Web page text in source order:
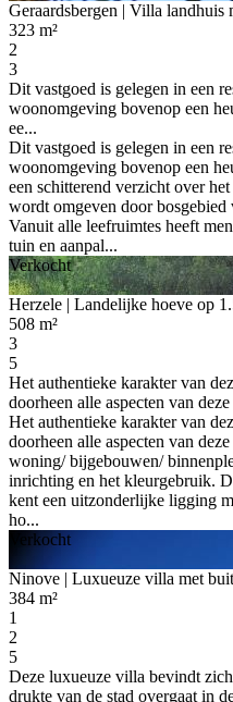
Geraardsbergen | Villa landhuis
323 m²
2
3
Dit vastgoed is gelegen in een
woonomgeving bovenop een
ee...
Dit vastgoed is gelegen in een
woonomgeving bovenop een
een schitterend verzicht over
wordt omgeven door bosgebied
Vanuit alle leefruimtes heeft
tuin en aanpal...
Verkocht
Herzele | Landelijke hoeve op
508 m²
3
5
Het authentieke karakter van
doorheen alle aspecten van
Het authentieke karakter van
doorheen alle aspecten van
woning/ bijgebouwen/
inrichting en het kleurgebruik.
kent een uitzonderlijke ligging
ho...
Verkocht
Ninove | Luxueuze villa met
384 m²
1
2
5
Deze luxueuze villa bevindt
drukte van de stad overgaat in